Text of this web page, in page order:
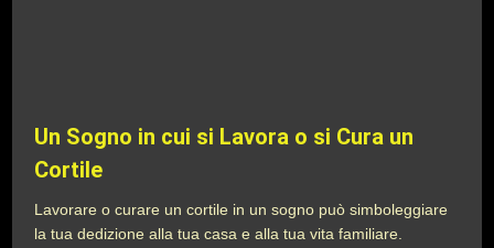
Un Sogno in cui si Lavora o si Cura un
Cortile
Lavorare o curare un cortile in un sogno può simboleggiare
la tua dedizione alla tua casa e alla tua vita familiare.